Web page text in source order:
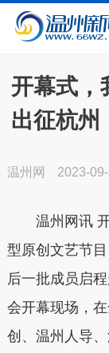
开幕式，
出征杭州
温州网 2023-
温州网讯 开
型原创文艺节
后一批成员启
会开幕现场，
创、温州人导、